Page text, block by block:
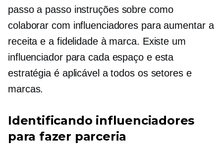
passo a passoinstruções sobre como
colaborar com influenciadores para aumentar a
receita e a fidelidade à marca. Existe um
influenciador para cada espaço e esta
estratégia é aplicável a todos os setores e
marcas.
Identificando influenciadores
para fazer parceria